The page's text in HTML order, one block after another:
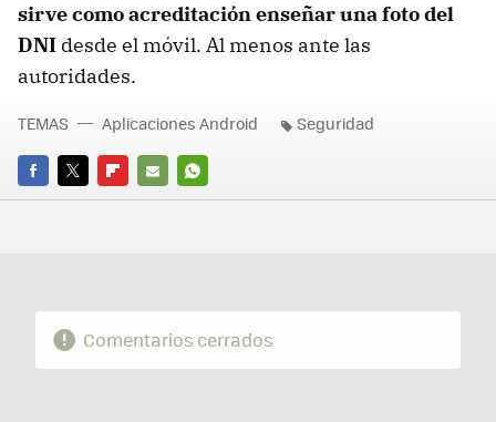
sirve como acreditación enseñar una foto del
DNI desde el móvil. Al menos ante las
autoridades.
FACEBOOK
TWITTERFLIPBOARD
E-
WHATSAPP
TEMAS Aplicaciones Android Seguridad
Comentarios cerrados